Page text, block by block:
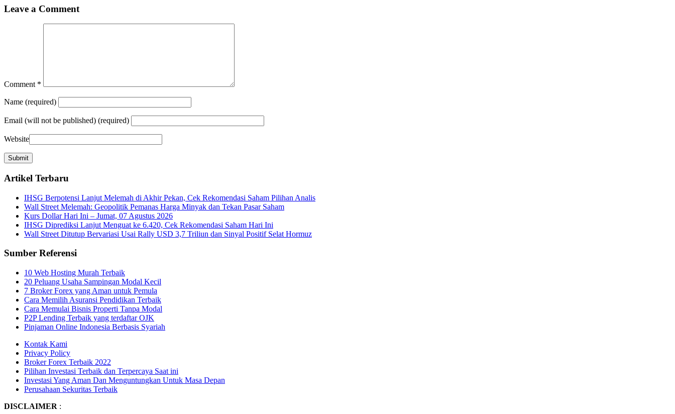
Leave a Comment
Comment *
Name (required)
Email (will not be published) (required)
Website
Artikel Terbaru
IHSG Berpotensi Lanjut Melemah di Akhir Pekan, Cek Rekomendasi Saham Pilihan Analis
Wall Street Melemah: Geopolitik Pemanas Harga Minyak dan Tekan Pasar Saham
Kurs Dollar Hari Ini – Jumat, 07 Agustus 2026
IHSG Diprediksi Lanjut Menguat ke 6.420, Cek Rekomendasi Saham Hari Ini
Wall Street Ditutup Bervariasi Usai Rally USD 3,7 Triliun dan Sinyal Positif Selat Hormuz
Sumber Referensi
10 Web Hosting Murah Terbaik
20 Peluang Usaha Sampingan Modal Kecil
7 Broker Forex yang Aman untuk Pemula
Cara Memilih Asuransi Pendidikan Terbaik
Cara Memulai Bisnis Properti Tanpa Modal
P2P Lending Terbaik yang terdaftar OJK
Pinjaman Online Indonesia Berbasis Syariah
Kontak Kami
Privacy Policy
Broker Forex Terbaik 2022
Pilihan Investasi Terbaik dan Terpercaya Saat ini
Investasi Yang Aman Dan Menguntungkan Untuk Masa Depan
Perusahaan Sekuritas Terbaik
DISCLAIMER :